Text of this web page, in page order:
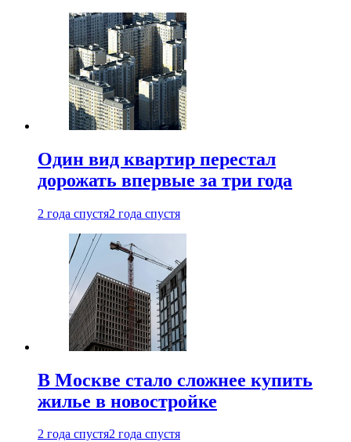
Один вид квартир перестал
дорожать впервые за три года
2 года спустя2 года спустя
В Москве стало сложнее купить
жилье в новостройке
2 года спустя2 года спустя